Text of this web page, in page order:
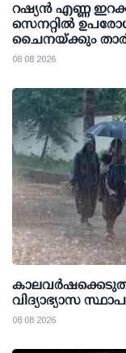
റഷ്യന്‍ എണ്ണ
സെനറ്റില്‍
ചൈനയ്ക്കും
08 08 2026
വിദ്യാഭ്യാസ
08 08 2026